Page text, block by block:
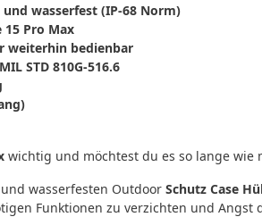
wasserfest (IP-68 Norm)
15 Pro Max
weiterhin bedienbar
STD 810G-516.6
wichtig und möchtest du es so lange
wasserfesten Outdoor Schutz Case
Funktionen zu verzichten und